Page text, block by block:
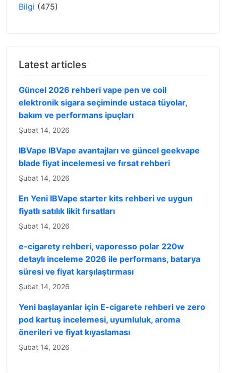
Bilgi (475)
Latest articles
Güncel 2026 rehberi vape pen ve coil
elektronik sigara seçiminde ustaca tüyolar,
bakım ve performans ipuçları
Şubat 14, 2026
IBVape IBVape avantajları ve güncel geekvape
blade fiyat incelemesi ve fırsat rehberi
Şubat 14, 2026
En Yeni IBVape starter kits rehberi ve uygun
fiyatlı satılık likit fırsatları
Şubat 14, 2026
e-cigarety rehberi, vaporesso polar 220w
detaylı inceleme 2026 ile performans, batarya
süresi ve fiyat karşılaştırması
Şubat 14, 2026
Yeni başlayanlar için E-cigarete rehberi ve zero
pod kartuş incelemesi, uyumluluk, aroma
önerileri ve fiyat kıyaslaması
Şubat 14, 2026